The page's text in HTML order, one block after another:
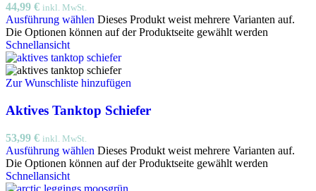
44,99 € inkl. MwSt.
Ausführung wählen Dieses Produkt weist mehrere Varianten auf.
Die Optionen können auf der Produktseite gewählt werden
Schnellansicht
Zur Wunschliste hinzufügen
Aktives Tanktop Schiefer
53,99 € inkl. MwSt.
Ausführung wählen Dieses Produkt weist mehrere Varianten auf.
Die Optionen können auf der Produktseite gewählt werden
Schnellansicht